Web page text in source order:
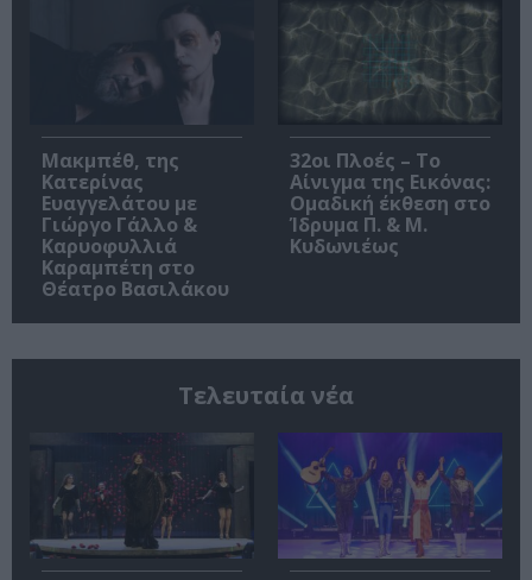
Μακμπέθ, της
Κατερίνας
Ευαγγελάτου με
Γιώργο Γάλλο &
Καρυοφυλλιά
Καραμπέτη στο
Θέατρο Βασιλάκου
32οι Πλοές – Το
Αίνιγμα της Εικόνας:
Ομαδική έκθεση στο
Ίδρυμα Π. & Μ.
Κυδωνιέως
Τελευταία νέα